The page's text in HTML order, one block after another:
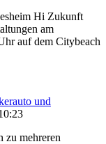
Hi Zukunft
am
auf dem Citybeach
und
zu mehreren